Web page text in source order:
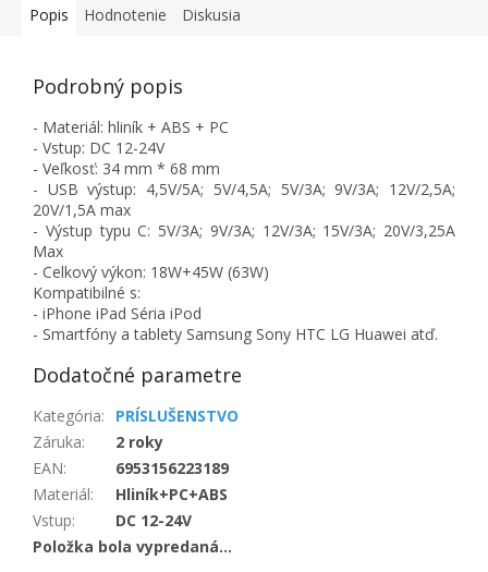
Popis Hodnotenie Diskusia
Podrobný popis
- Materiál: hliník + ABS + PC
- Vstup: DC 12-24V
- Veľkosť: 34 mm * 68 mm
- USB výstup: 4,5V/5A; 5V/4,5A; 5V/3A; 9V/3A; 12V/2,5A;
20V/1,5A max
- Výstup typu C: 5V/3A; 9V/3A; 12V/3A; 15V/3A; 20V/3,25A
Max
- Celkový výkon: 18W+45W (63W)
Kompatibilné s:
- iPhone iPad Séria iPod
- Smartfóny a tablety Samsung Sony HTC LG Huawei atď.
Dodatočné parametre
Kategória:
PRÍSLUŠENSTVO
Záruka:
2 roky
EAN:
6953156223189
Materiál:
Hliník+PC+ABS
Vstup:
DC 12-24V
Položka bola vypredaná…